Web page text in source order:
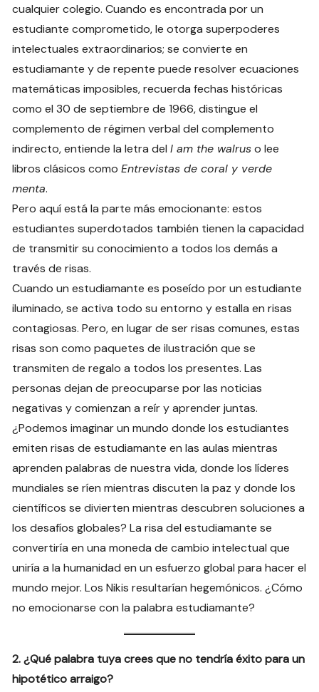
cualquier colegio. Cuando es encontrada por un
estudiante comprometido, le otorga superpoderes
intelectuales extraordinarios; se convierte en
estudiamante y de repente puede resolver ecuaciones
matemáticas imposibles, recuerda fechas históricas
como el 30 de septiembre de 1966, distingue el
complemento de régimen verbal del complemento
indirecto, entiende la letra delI am the walruso lee
libros clásicos comoEntrevistas de coral y verde
menta.
Pero aquí está la parte más emocionante: estos
estudiantes superdotados también tienen la capacidad
de transmitir su conocimiento a todos los demás a
través de risas.
Cuando un estudiamante es poseído por un estudiante
iluminado, se activa todo su entorno y estalla en risas
contagiosas. Pero, en lugar de ser risas comunes, estas
risas son como paquetes de ilustración que se
transmiten de regalo a todos los presentes. Las
personas dejan de preocuparse por las noticias
negativas y comienzan a reír y aprender juntas.
¿Podemos imaginar un mundo donde los estudiantes
emiten risas de estudiamante en las aulas mientras
aprenden palabras de nuestra vida, donde los líderes
mundiales se ríen mientras discuten la paz y donde los
científicos se divierten mientras descubren soluciones a
los desafíos globales? La risa del estudiamante se
convertiría en una moneda de cambio intelectual que
uniría a la humanidad en un esfuerzo global para hacer el
mundo mejor. Los Nikis resultarían hegemónicos. ¿Cómo
no emocionarse con la palabra estudiamante?
2. ¿Qué palabra tuya crees que no tendría éxito para un
hipotético arraigo?